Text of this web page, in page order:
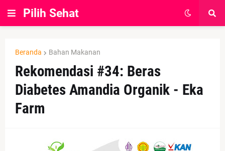
Pilih Sehat
Beranda Bahan Makanan
Rekomendasi #34: Beras
Diabetes Amandia Organik - Eka
Farm